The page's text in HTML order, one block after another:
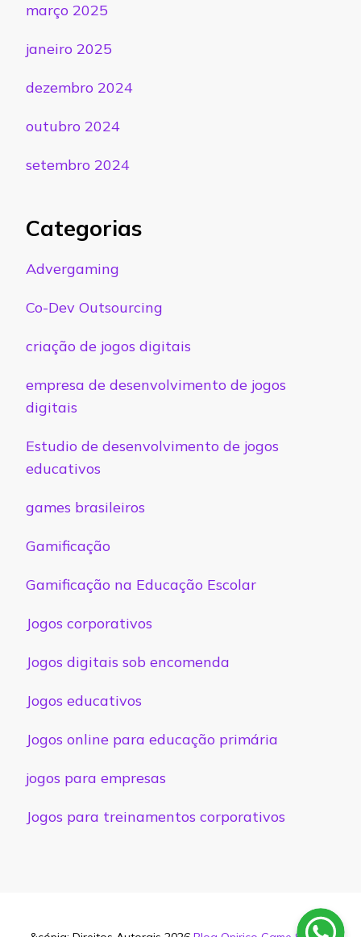
março 2025
janeiro 2025
dezembro 2024
outubro 2024
setembro 2024
Categorias
Advergaming
Co-Dev Outsourcing
criação de jogos digitais
empresa de desenvolvimento de jogos
digitais
Estudio de desenvolvimento de jogos
educativos
games brasileiros
Gamificação
Gamificação na Educação Escolar
Jogos corporativos
Jogos digitais sob encomenda
Jogos educativos
Jogos online para educação primária
jogos para empresas
Jogos para treinamentos corporativos